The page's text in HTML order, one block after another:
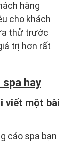
hàng
cho khách
thử trước
trị hơn rất
hay
viết một bài
cáo spa bạn